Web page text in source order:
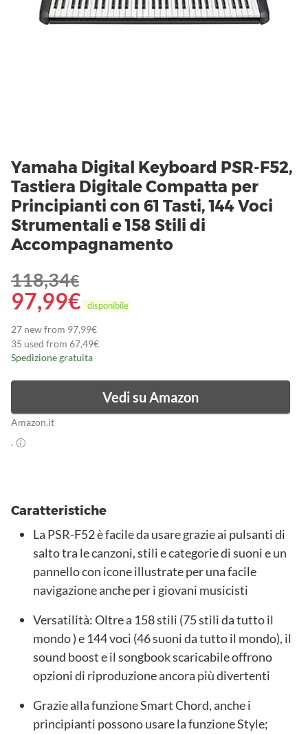
Yamaha Digital Keyboard PSR-F52,
Tastiera Digitale Compatta per
Principianti con 61 Tasti, 144 Voci
Strumentali e 158 Stili di
Accompagnamento
118,34€
97,99€ disponibile
27 new from 97,99€
35 used from 67,49€
Spedizione gratuita
Vedi su Amazon
Amazon.it
.
Caratteristiche
La PSR-F52 è facile da usare grazie ai pulsanti di
salto tra le canzoni, stili e categorie di suoni e un
pannello con icone illustrate per una facile
navigazione anche per i giovani musicisti
Versatilità: Oltre a 158 stili (75 stili da tutto il
mondo ) e 144 voci (46 suoni da tutto il mondo), il
sound boost e il songbook scaricabile offrono
opzioni di riproduzione ancora più divertenti
Grazie alla funzione Smart Chord, anche i
principianti possono usare la funzione Style;